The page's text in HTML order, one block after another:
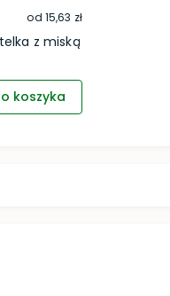
od 15,63 zł
z miską
koszyka